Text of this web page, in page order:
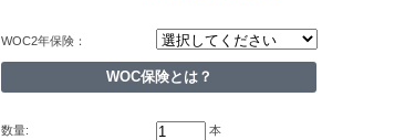
WOC2年保険：
WOC保険とは？
数量: 本